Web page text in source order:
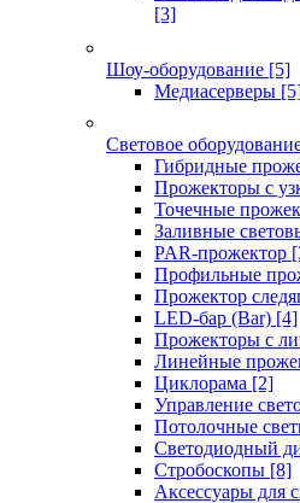
[3]
Шоу-оборудование [5]
Медиасерверы
Световое
Гибридные
Прожекторы с
Точечные
Заливные
PAR-прожектор
Профильные
Прожектор
LED-бар (Bar) [4]
Прожекторы с
Линейные
Циклорама [2]
Управление
Потолочные
Светодиодный
Стробоскопы [8]
Аксессуары для